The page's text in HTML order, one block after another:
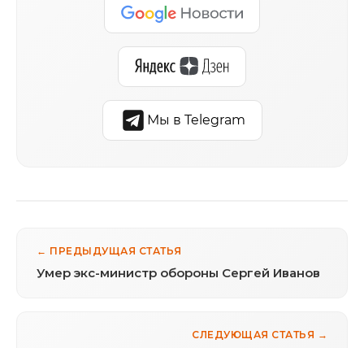
Мы в Telegram
← ПРЕДЫДУЩАЯ СТАТЬЯ
Умер экс-министр обороны Сергей Иванов
СЛЕДУЮЩАЯ СТАТЬЯ →